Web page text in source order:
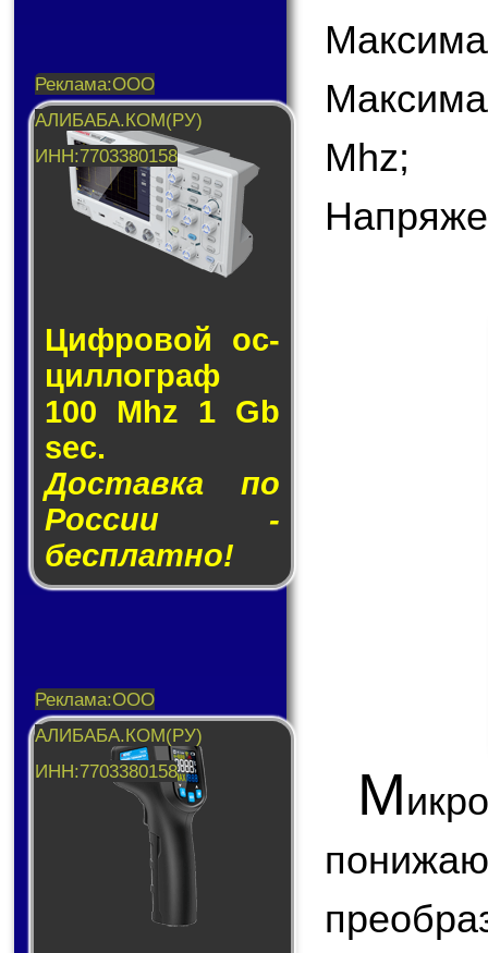
Циф­ро­вой ос­
цил­лог­раф
100 Mhz 1 Gb
sec.
Доставка по
России -
бесплатно!
Mhz;
М